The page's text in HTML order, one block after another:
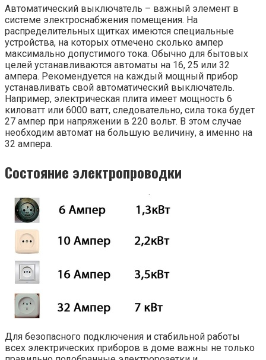
Автоматический выключатель – важный элемент в
системе электроснабжения помещения. На
распределительных щитках имеются специальные
устройства, на которых отмечено сколько ампер
максимально допустимого тока. Обычно для бытовых
целей устанавливаются автоматы на 16, 25 или 32
ампера. Рекомендуется на каждый мощный прибор
устанавливать свой автоматический выключатель.
Например, электрическая плита имеет мощность 6
киловатт или 6000 ватт, следовательно, сила тока будет
27 ампер при напряжении в 220 вольт. В этом случае
необходим автомат на большую величину, а именно на
32 ампера.
Состояние электропроводки
Для безопасного подключения и стабильной работы
всех электрических приборов в доме важны не только